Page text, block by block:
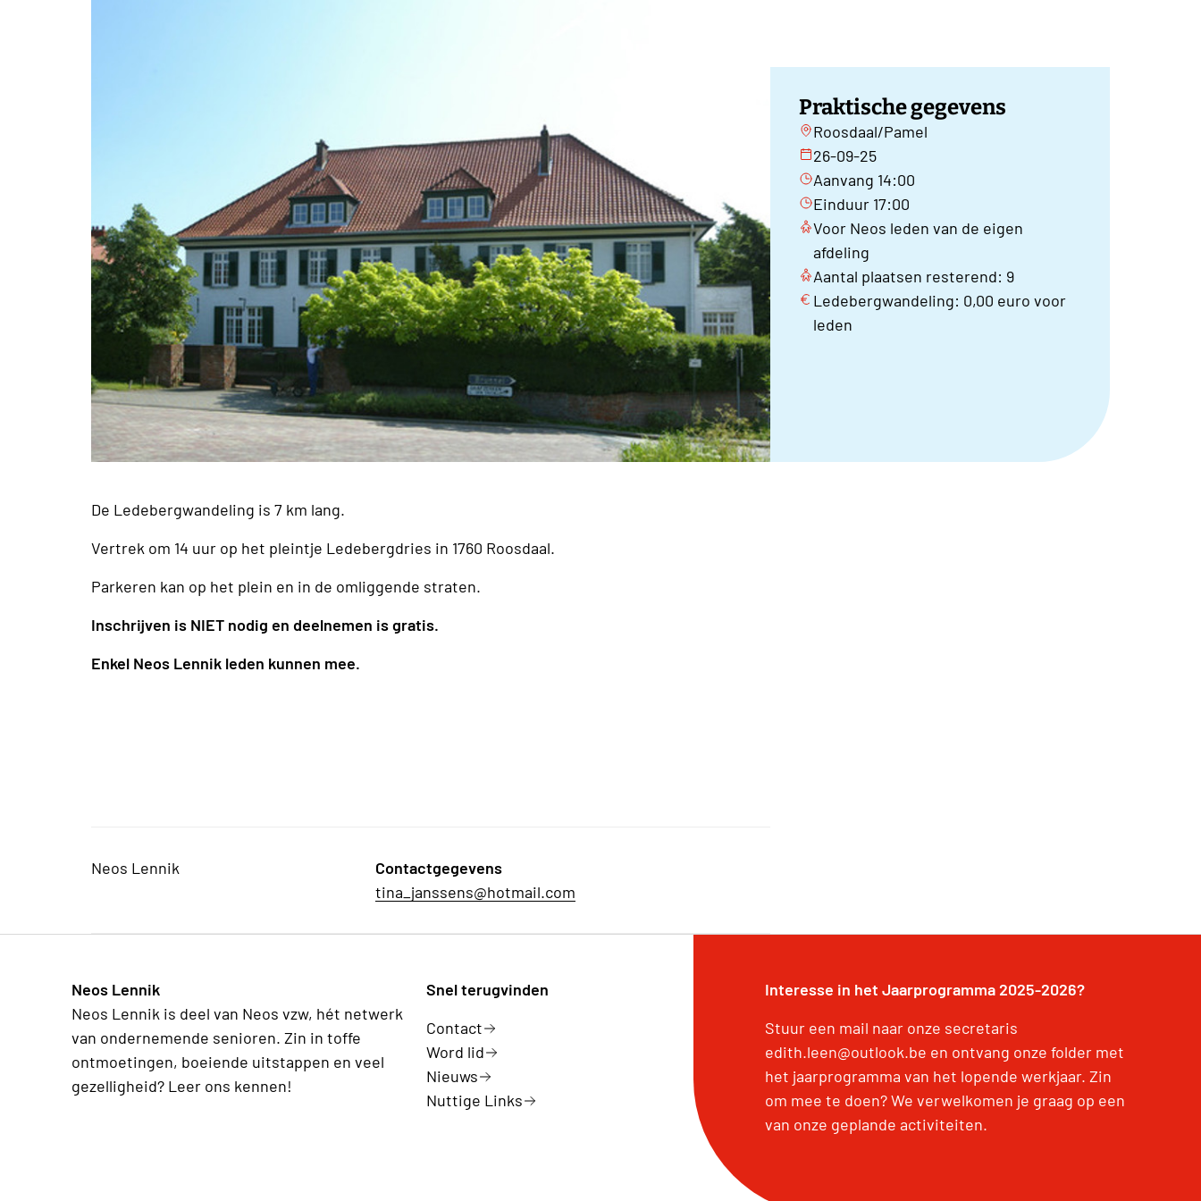
Praktische gegevens
Roosdaal/Pamel
26-09-25
Aanvang 14:00
Einduur 17:00
Voor Neos leden van de eigen
afdeling
Aantal plaatsen resterend: 9
Ledebergwandeling: 0,00 euro voor
leden
De Ledebergwandeling is 7 km lang.
Vertrek om 14 uur op het pleintje Ledebergdries in 1760 Roosdaal.
Parkeren kan op het plein en in de omliggende straten.
Inschrijven is NIET nodig en deelnemen is gratis.
Enkel Neos Lennik leden kunnen mee.
Neos Lennik
Contactgegevens
tina_janssens@hotmail.com
Neos Lennik
Neos Lennik is deel van Neos vzw, hét netwerk
van ondernemende senioren. Zin in toffe
ontmoetingen, boeiende uitstappen en veel
gezelligheid? Leer ons kennen!
Snel terugvinden
Contact
Word lid
Nieuws
Nuttige Links
Interesse in het Jaarprogramma 2025-2026?
Stuur een mail naar onze secretaris
edith.leen@outlook.be en ontvang onze folder met
het jaarprogramma van het lopende werkjaar. Zin
om mee te doen? We verwelkomen je graag op een
van onze geplande activiteiten.